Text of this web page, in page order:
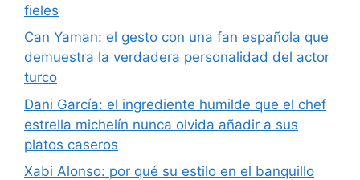
fieles
Can Yaman: el gesto con una fan española que
demuestra la verdadera personalidad del actor
turco
Dani García: el ingrediente humilde que el chef
estrella michelín nunca olvida añadir a sus
platos caseros
Xabi Alonso: por qué su estilo en el banquillo